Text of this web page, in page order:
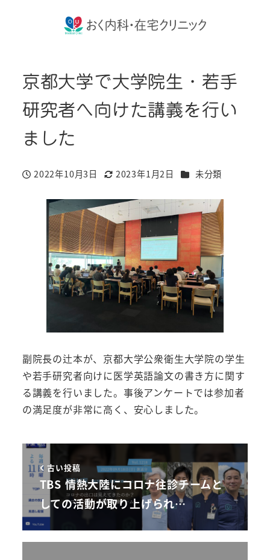
京都大学で大学院生・若手
研究者へ向けた講義を行い
ました
投稿日
2022年10月3日
更新日
2023年1月2日 カテゴリー
未分類
副院長の辻本が、京都大学公衆衛生大学院の学生
や若手研究者向けに医学英語論文の書き方に関す
る講義を行いました。事後アンケートでは参加者
の満足度が非常に高く、安心しました。
古い投稿
TBS 情熱大陸にコロナ往診チームと
しての活動が取り上げられ…